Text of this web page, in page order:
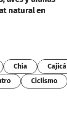
natural en
Chía Cajicá
Ciclismo